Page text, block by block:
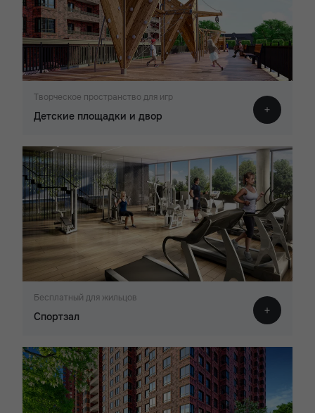
Творческое пространство для игр
Детские площадки и двор
Бесплатный для жильцов
Спортзал